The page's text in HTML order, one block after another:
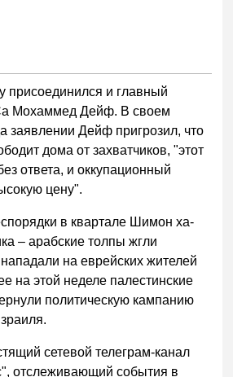
присоединился и главный
Мохаммед Дейф. В своем
заявлении Дейф пригрозил, что
дома от захватчиков, "этот
ответа, и оккупационный
цену".
в квартале Шимон ха-
– арабские толпы жгли
на еврейских жителей
на этой неделе палестинские
политическую кампанию
сетевой телеграм-канал
отслеживающий события в